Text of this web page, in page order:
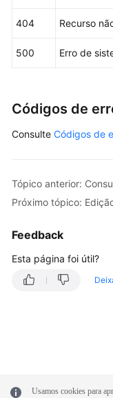
404 Recurso
500 Erro de
Códigos de
Consulte Códigos de
Tópico anterior:
Próximo tópico:
Feedback
Esta página foi útil?
Usamos cookies para